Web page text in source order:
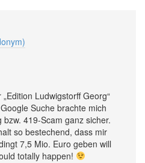
Ludwigstorff Georg“
Suche brachte mich
419-Scam ganz sicher.
so bestechend, dass mir
7,5 Mio. Euro geben will
totally happen!